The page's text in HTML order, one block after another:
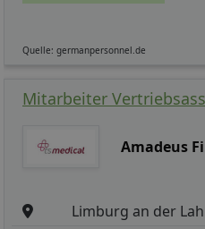
Quelle: germanpersonnel.de
Mitarbeiter
Amadeus
Limburg an der